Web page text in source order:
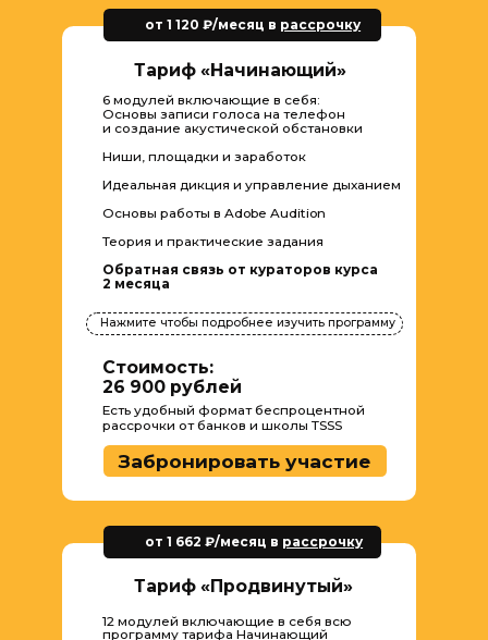
Стоимость:
115 800 рублей
Есть удобный формат беспроцентной
Теория и практические задания
Забронировать участие
Нажмите чтобы подробнее изучить программу
бессрочный доступ
к материалам курса
Открывается доступ
в самое большое
комьюнити дикторов
дикторов в
о прослушивании курса
(после успешного
программы)
сразу после оплаты,
начать обучение
вам удобно
НЕЗАВИСИМО